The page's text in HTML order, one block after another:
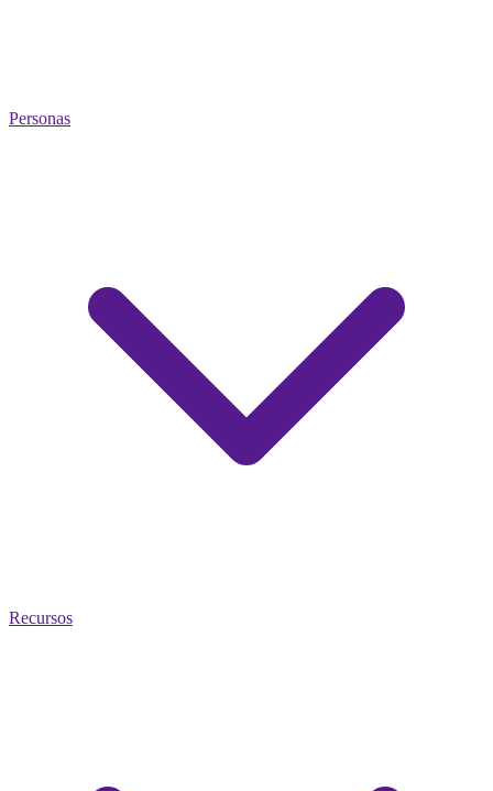
Personas
Recursos